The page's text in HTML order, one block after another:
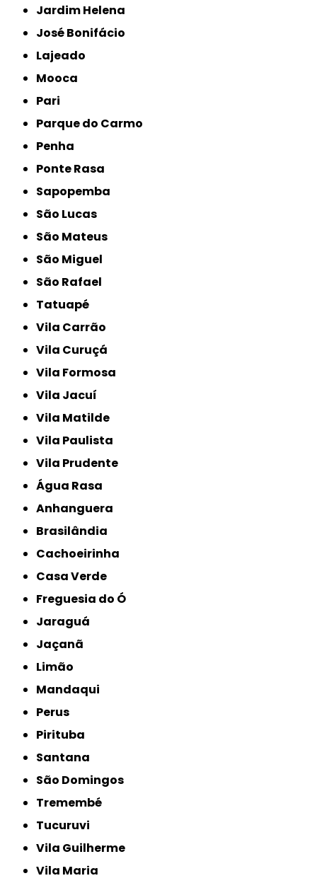
Jardim Helena
José Bonifácio
Lajeado
Mooca
Pari
Parque do Carmo
Penha
Ponte Rasa
Sapopemba
São Lucas
São Mateus
São Miguel
São Rafael
Tatuapé
Vila Carrão
Vila Curuçá
Vila Formosa
Vila Jacuí
Vila Matilde
Vila Paulista
Vila Prudente
Água Rasa
Anhanguera
Brasilândia
Cachoeirinha
Casa Verde
Freguesia do Ó
Jaraguá
Jaçanã
Limão
Mandaqui
Perus
Pirituba
Santana
São Domingos
Tremembé
Tucuruvi
Vila Guilherme
Vila Maria